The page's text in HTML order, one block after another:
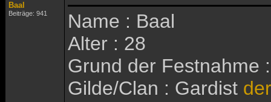
Baal
Beiträge: 941
Name : Baal
Alter : 28
Grund der Festnahme
Gilde/Clan : Gardist